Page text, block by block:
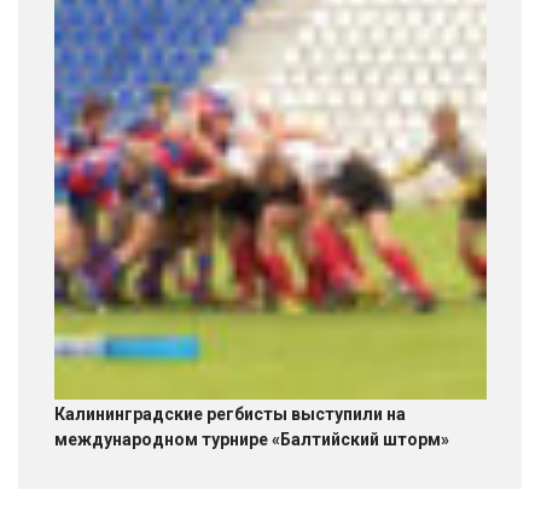
Калининградские регбисты выступили на
международном турнире «Балтийский шторм»